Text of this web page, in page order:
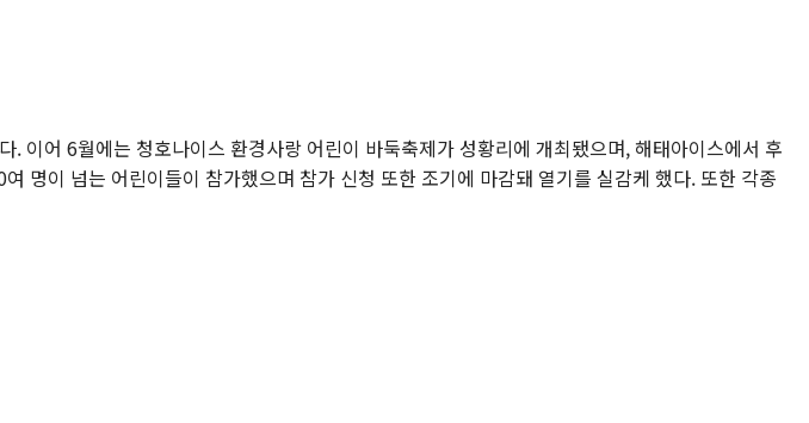
이어 6월에는 청호나이스 환경사랑 어린이 바둑축제가 성황리에 개최됐으며, 해태아이스에서 후
명이 넘는 어린이들이 참가했으며 참가 신청 또한 조기에 마감돼 열기를 실감케 했다. 또한 각종